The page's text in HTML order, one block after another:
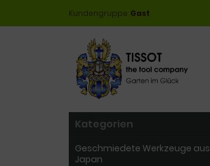
Kundengruppe: Gast
Kategorien
Geschmiedete Werkzeuge aus
Japan